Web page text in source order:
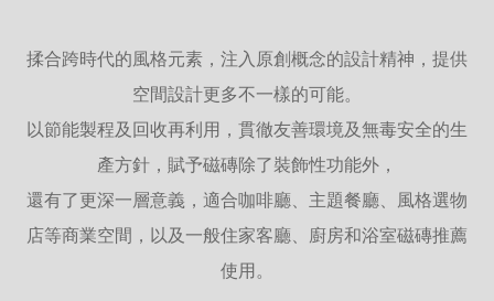
揉合跨時代的風格元素，注入原創概念的設計精神，提供
空間設計更多不一樣的可能。
以節能製程及回收再利用，貫徹友善環境及無毒安全的生
產方針，賦予磁磚除了裝飾性功能外，
還有了更深一層意義，適合咖啡廳、主題餐廳、風格選物
店等商業空間，以及一般住家客廳、廚房和浴室磁磚推薦
使用。